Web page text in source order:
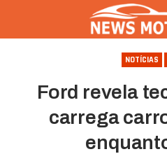
NOTÍCIAS
Ford revela
carrega